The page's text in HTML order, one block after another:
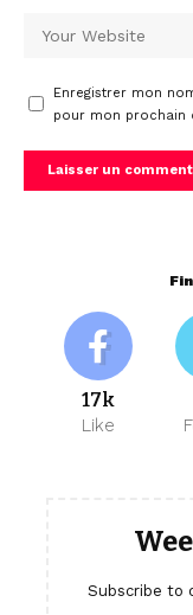
Enregistrer mon
pour mon prochain
17k
Like
Subscribe to